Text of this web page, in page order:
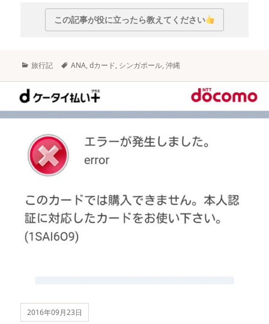
この記事が役に立ったら教えてください
カ
リ
旅行記
タ
ANA,dカード, シンガポール,沖縄
2016年09月23日